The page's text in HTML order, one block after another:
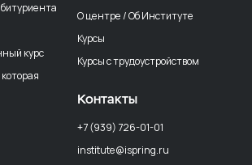
курс
О центре / Об Институте
Курсы
Курсы с трудоустройством
Контакты
+7 (939) 726-01-01
institute@ispring.ru